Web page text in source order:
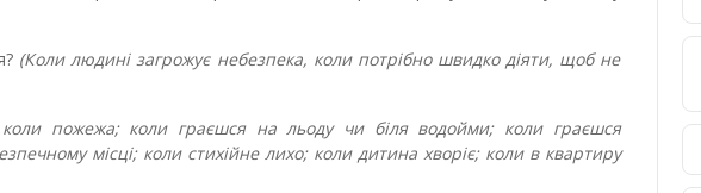
(Коли людині загрожує небезпека, коли потрібно швидко діяти, щоб не
коли пожежа; коли граєшся на льоду чи біля водойми; коли граєшся
місці; коли стихійне лихо; коли дитина хворіє; коли в квартиру